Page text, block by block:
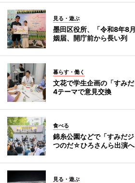
見る・遊ぶ
墨田区役所、「令和8年
姻届、開庁前から長い列
暮らす・働く
文花で学生企画の「すみ
4テーマで意見交換
食べる
錦糸公園などで「すみだ
つのだ☆ひろさんら出演へ
見る・遊ぶ